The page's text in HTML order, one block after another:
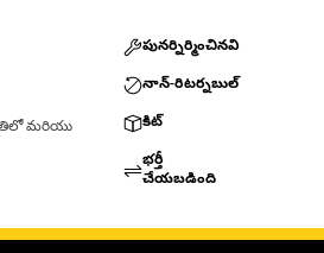
మరియు
పునర్నిర్మించినవి
నాన్-రిటర్నబుల్
కిట్
భర్తీ
చేయబడింది